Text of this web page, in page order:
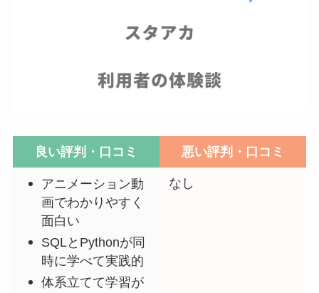
良い評判・口コミ 悪い評判・口コミ
アニメーション動
画でわかりやすく
面白い
SQLとPythonが同
時に学べて実践的
体系立てて学習が
なし